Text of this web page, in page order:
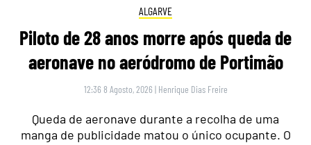
ALGARVE
Piloto de 28 anos morre após queda de
aeronave no aeródromo de Portimão
12:36 8 Agosto, 2026 | Henrique Dias Freire
Queda de aeronave durante a recolha de uma
manga de publicidade matou o único ocupante. O